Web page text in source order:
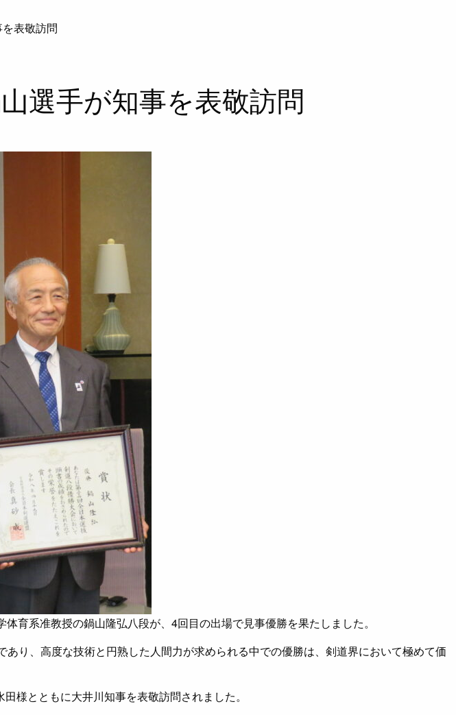
表敬訪問
選手が知事を表敬訪問
育系准教授の鍋山隆弘八段が、4回目の出場で見事優勝を果たしました。
り、高度な技術と円熟した人間力が求められる中での優勝は、剣道界において極めて価
様とともに大井川知事を表敬訪問されました。